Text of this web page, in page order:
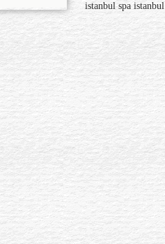
istanbul spa